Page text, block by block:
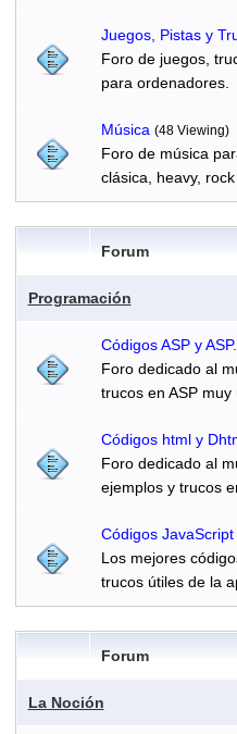
Juegos, Pistas y
Foro de juegos,
para ordenadores.
Música (48 Viewing)
Foro de música
clásica, heavy,
Forum
Programación
Códigos ASP y
Foro dedicado al
trucos en ASP muy
Códigos html y
Foro dedicado al
ejemplos y trucos
Códigos JavaScript
Los mejores
trucos útiles de la
Forum
La Noción